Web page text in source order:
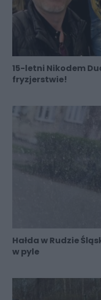
15-letni Nikodem
fryzjerstwie!
Hałda w Rudzie
w pyle